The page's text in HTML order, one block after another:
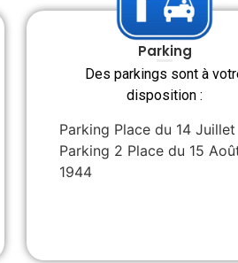
Parking
Des parkings sont à
disposition :
Parking Place du 14 Juillet
Parking 2 Place du 15
1944